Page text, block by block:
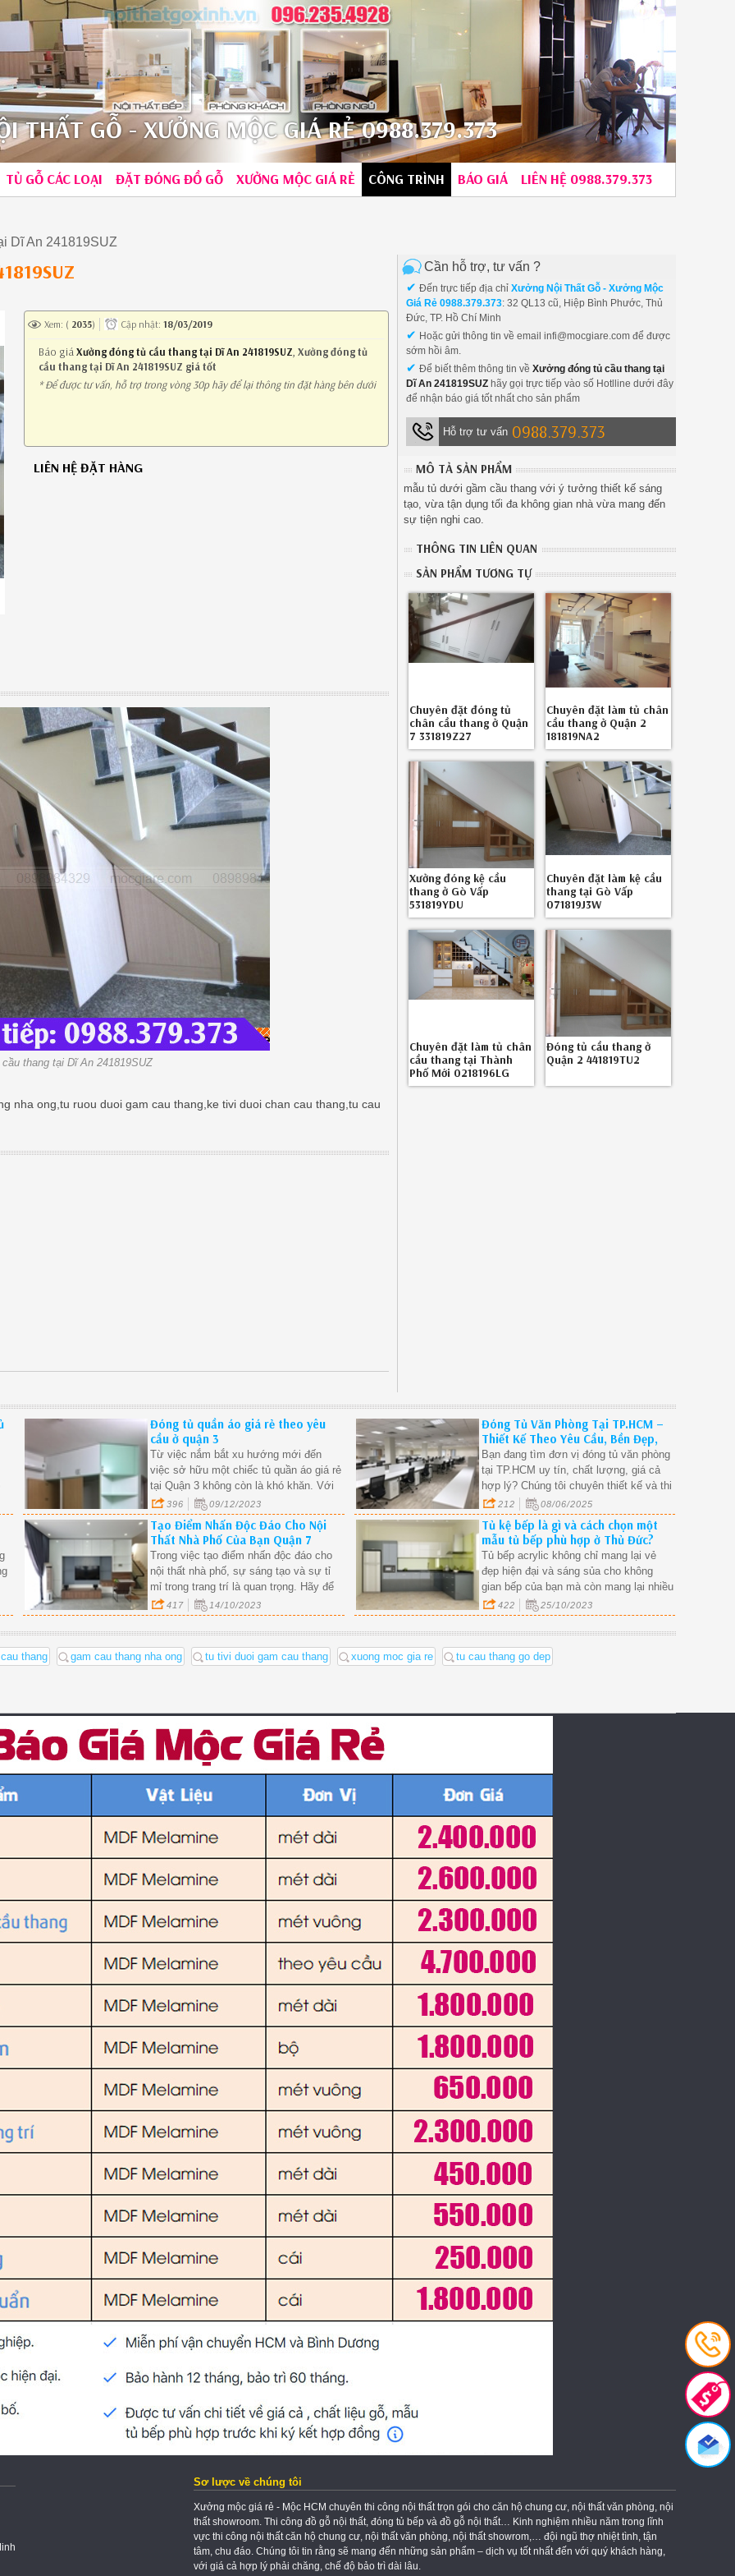
THẤT GỖ - XƯỞNG MỘC GIÁ RẺ 0988.379.373
TỦ GỖ CÁC LOẠI ĐẶT ĐÓNG ĐỒ GỖ XƯỞNG MỘC GIÁ RẺ CÔNG TRÌNH BÁO GIÁ LIÊN HỆ 0988.379.373
Dĩ An 241819SUZ
Xem: ( 2035) Cập nhật: 18/03/2019
Báo giáXưởng đóng tủ cầu thang tại Dĩ An 241819SUZ ,Xưởng đóng tủ
cầu thang tại Dĩ An 241819SUZ giá tốt
* Để được tư vấn, hỗ trợ trong vòng 30p hãy để lại thông tin đặt hàng bên dưới
LIÊN HỆ ĐẶT HÀNG
thang tại Dĩ An 241819SUZ
nha ong,tu ruou duoi gam cau thang,ke tivi duoi chan cau thang,tu cau
Cần hỗ trợ, tư vấn ?
✔ Đến trực tiếp địa chỉXưởng Nội Thất Gỗ - Xưởng Mộc
Giá Rẻ 0988.379.373: 32 QL13 cũ, Hiệp Bình Phước, Thủ
Đức, TP. Hồ Chí Minh
✔ Hoặc gửi thông tin về email infi@mocgiare.com để được
sớm hồi âm.
✔ Để biết thêm thông tin vềXưởng đóng tủ cầu thang tại
Dĩ An 241819SUZ hãy gọi trực tiếp vào số Hotlline dưới đây
để nhận báo giá tốt nhất cho sản phẩm
Hỗ trợ tư vấn 0988.379.373
MÔ TẢ SẢN PHẨM
mẫu tủ dưới gầm cầu thang với ý tưởng thiết kế sáng
tạo, vừa tận dụng tối đa không gian nhà vừa mang đến
sự tiện nghi cao.
THÔNG TIN LIÊN QUAN
SẢN PHẨM TƯƠNG TỰ
Chuyên đặt đóng tủ
chân cầu thang ở Quận
7 331819Z27
Chuyên đặt làm tủ chân
cầu thang ở Quận 2
181819NA2
Xưởng đóng kệ cầu
thang ở Gò Vấp
531819YDU
Chuyên đặt làm kệ cầu
thang tại Gò Vấp
071819J3W
Chuyên đặt làm tủ chân
cầu thang tại Thành
Phố Mới 0218196LG
Đóng tủ cầu thang ở
Quận 2 441819TU2
Đóng tủ quần áo giá rẻ theo yêu
cầu ở quận 3
Từ việc nắm bắt xu hướng mới đến
việc sở hữu một chiếc tủ quần áo giá rẻ
tại Quận 3 không còn là khó khăn. Với
những bí quyết này có thể giúp bạn tiết
kiệm ngân sách mà còn đảm bảo bạn
có một không gian lưu trữ quần áo hiệu
quả và thẩm mỹ.
396 09/12/2023
Đóng Tủ Văn Phòng Tại TP.HCM –
Thiết Kế Theo Yêu Cầu, Bền Đẹp,
Giá Xưởng.
Bạn đang tìm đơn vị đóng tủ văn phòng
tại TP.HCM uy tín, chất lượng, giá cả
hợp lý? Chúng tôi chuyên thiết kế và thi
công tủ văn phòng theo yêu cầu, phù
hợp với mọi loại hình công ty, văn
phòng đại diện, showroom, cửa hàng…
212 08/06/2025
Tạo Điểm Nhấn Độc Đáo Cho Nội
Thất Nhà Phố Của Bạn Quận 7
Trong việc tạo điểm nhấn độc đáo cho
nội thất nhà phố, sự sáng tạo và sự tỉ
mỉ trong trang trí là quan trọng. Hãy để
tưởng tượng bay cao và thử những ý
tưởng mới mẻ để biến căn nhà của bạn
thành một nơi đặc biệt và thú vị.
417 14/10/2023
Tủ kệ bếp là gì và cách chọn một
mẫu tủ bếp phù hợp ở Thủ Đức?
Tủ bếp acrylic không chỉ mang lại vẻ
đẹp hiện đại và sáng sủa cho không
gian bếp của bạn mà còn mang lại nhiều
lợi ích khác nhau.
422 25/10/2023
thang gam cau thang nha ong tu tivi duoi gam cau thang xuong moc gia re tu cau thang go dep
Sơ lược về chúng tôi
Xưởng mộc giá rẻ - Mộc HCM chuyên thi công nội thất trọn gói cho căn hộ chung cư, nội thất văn phòng, nội
thất showroom. Thi công đồ gỗ nội thất, đóng tủ bếp và đồ gỗ nội thất… Kinh nghiệm nhiều năm trong lĩnh
vực thi công nội thất căn hộ chung cư, nội thất văn phòng, nội thất showrom,… đội ngũ thợ nhiệt tình, tận
tâm, chu đáo. Chúng tôi tin rằng sẽ mang đến những sản phẩm – dịch vụ tốt nhất đến với quý khách hàng,
với giá cả hợp lý phải chăng, chế độ bảo trì dài lâu.